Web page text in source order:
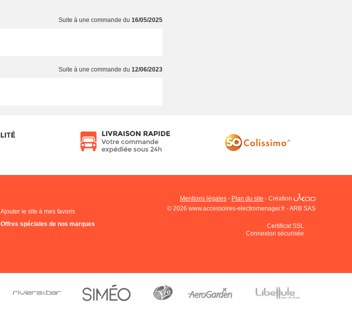
Suite à une commande du16/05/2025
Suite à une commande du12/06/2023
Ajouter le site à mes favoris
Offres spéciales de nos marques
Mentions légales - Plan du site - Création
© 2026 www.accessoires-electromenager.fr - ARB SAS
Certificat SSL
Connexion sécurisée